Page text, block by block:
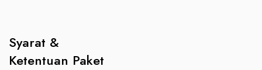
Syarat &
Ketentuan Paket